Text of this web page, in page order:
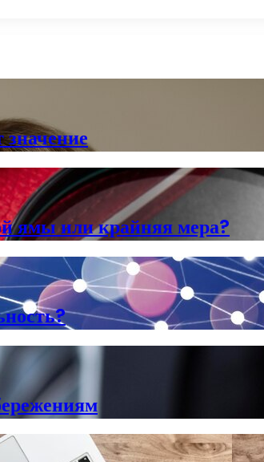
ямы или крайняя мера?